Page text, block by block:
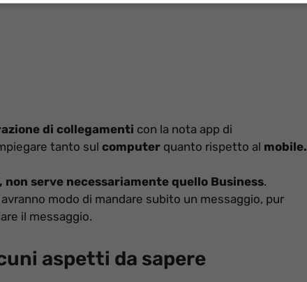
di collegamenti con la nota app di
tanto sul computer quanto rispetto al mobile.
serve necessariamente quello Business.
modo di mandare subito un messaggio, pur
il messaggio.
aspetti da sapere